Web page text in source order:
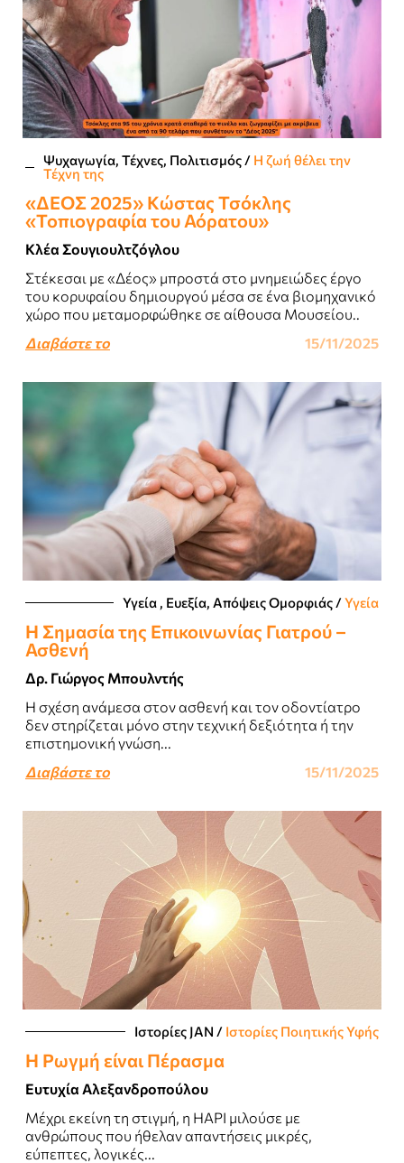
Ψυχαγωγία, Τέχνες, Πολιτισμός/ Η ζωή θέλει την
Τέχνη της
«ΔΕΟΣ 2025» Kώστας Τσόκλης
«Τοπιογραφία του Αόρατου»
Κλέα Σουγιουλτζόγλου
Στέκεσαι με «Δέος» μπροστά στο μνημειώδες έργο
του κορυφαίου δημιουργού μέσα σε ένα βιομηχανικό
χώρο που μεταμορφώθηκε σε αίθουσα Μουσείου..
Διαβάστε το
15/11/2025
Υγεία , Ευεξία, Απόψεις Ομορφιάς​ /Υγεία
Η Σημασία της Επικοινωνίας Γιατρού –
Ασθενή
Δρ. Γιώργος Μπουλντής
Η σχέση ανάμεσα στον ασθενή και τον οδοντίατρο
δεν στηρίζεται μόνο στην τεχνική δεξιότητα ή την
επιστημονική γνώση...
Διαβάστε το
15/11/2025
Ιστορίες JΑΝ / Ιστορίες Ποιητικής Υφής
Η Ρωγμή είναι Πέρασμα
Ευτυχία Αλεξανδροπούλου
Μέχρι εκείνη τη στιγμή, η HAPI μιλούσε με
ανθρώπους που ήθελαν απαντήσεις μικρές,
εύπεπτες, λογικές...